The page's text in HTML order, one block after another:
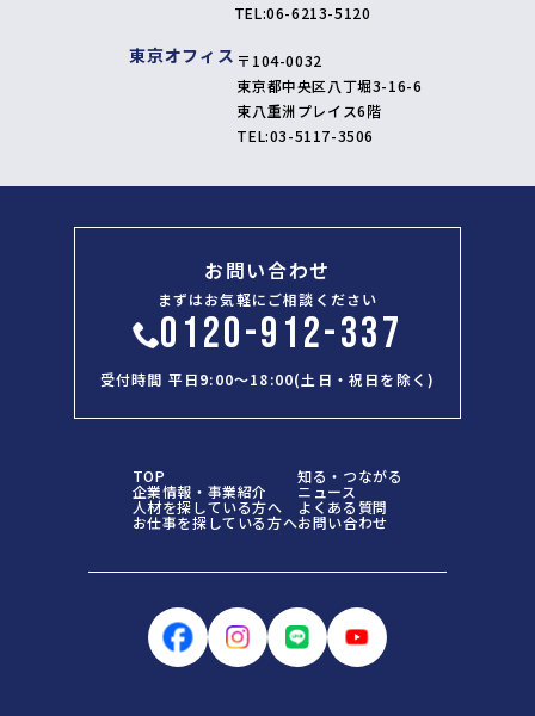
TEL:06-6213-5120
東京オフィス 〒104-0032
東京都中央区八丁堀3-16-6
東八重洲プレイス6階
TEL:03-5117-3506
お問い合わせ
まずはお気軽にご相談ください
0120-912-337
受付時間 平日9:00～18:00(土日・祝日を除く)
TOP
企業情報・事業紹介
人材を探している方へ
お仕事を探している方へ
知る・つながる
ニュース
よくある質問
お問い合わせ